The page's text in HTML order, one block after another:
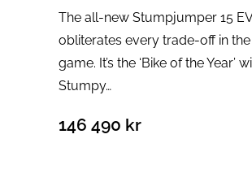
The all-new Stumpjumper 15
obliterates every trade-off in
game. It’s the ‘Bike of the Year’
Stumpy…
146 490 kr